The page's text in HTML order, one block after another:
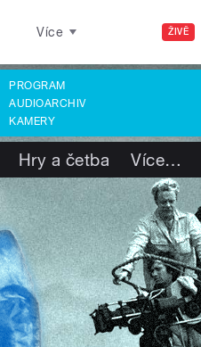
ŽIVĚ
Více
PROGRAM
AUDIOARCHIV
KAMERY
Hry a četba Více…